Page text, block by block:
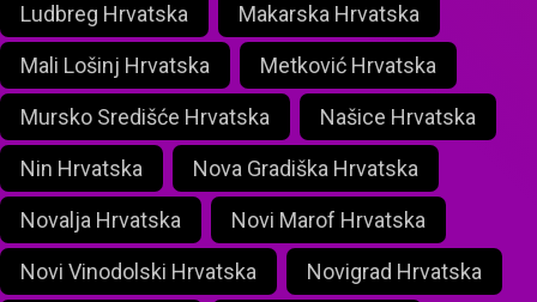
Ludbreg Hrvatska Makarska Hrvatska
Mali Lošinj Hrvatska Metković Hrvatska
Mursko Središće Hrvatska Našice Hrvatska
Nin Hrvatska Nova Gradiška Hrvatska
Novalja Hrvatska Novi Marof Hrvatska
Novi Vinodolski Hrvatska Novigrad Hrvatska